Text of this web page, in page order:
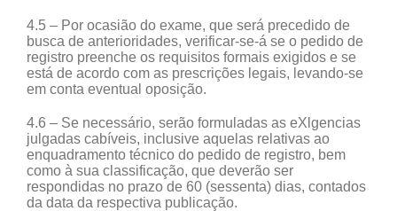
4.5 – Por ocasião do exame, que será precedido de
busca de anterioridades, verificar-se-á se o pedido de
registro preenche os requisitos formais exigidos e se
está de acordo com as prescrições legais, levando-se
em conta eventual oposição.
4.6 – Se necessário, serão formuladas as eXlgencias
julgadas cabíveis, inclusive aquelas relativas ao
enquadramento técnico do pedido de registro, bem
como à sua classificação, que deverão ser
respondidas no prazo de 60 (sessenta) dias, contados
da data da respectiva publicação.